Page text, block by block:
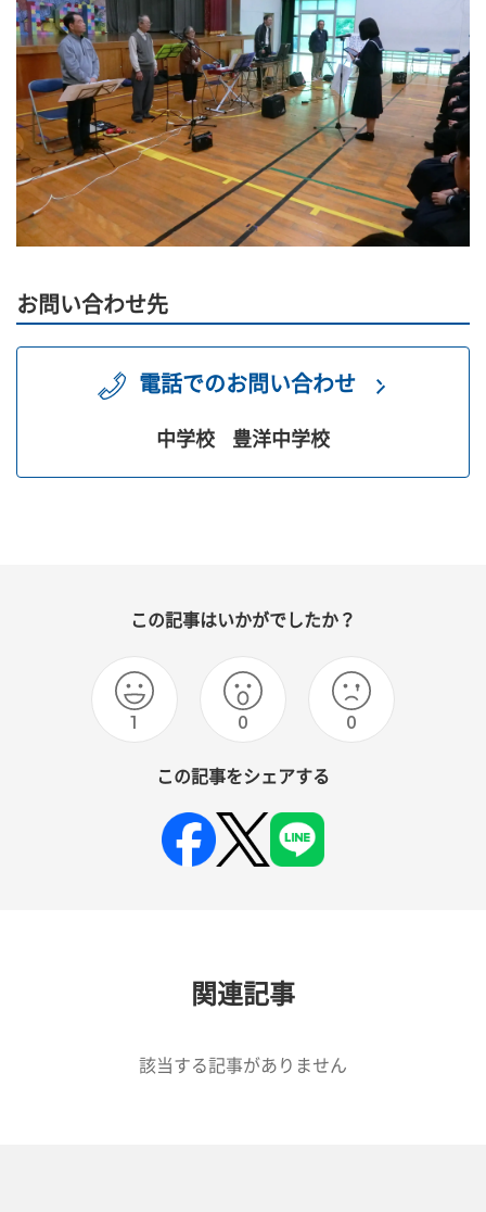
お問い合わせ先
電話でのお問い合わせ
中学校 豊洋中学校
この記事はいかがでしたか？
1 0 0
この記事をシェアする
関連記事
該当する記事がありません